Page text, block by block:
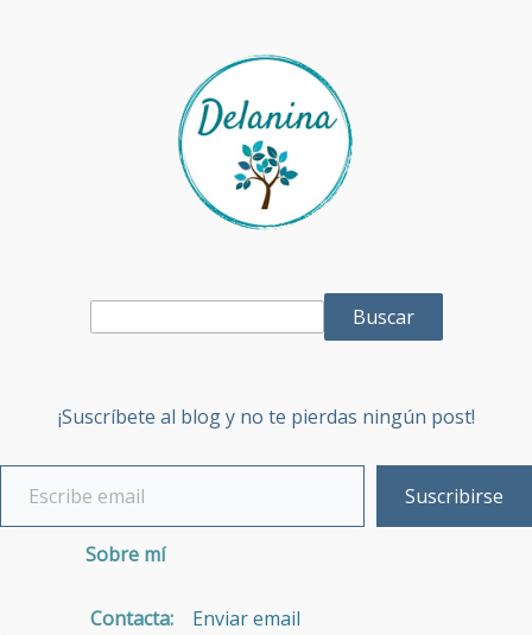
Buscar
¡Suscríbete al blog y no te pierdas ningún post!
Suscribirse
Sobre mí
Contacta: Enviar email